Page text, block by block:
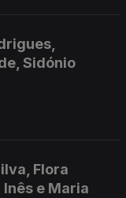
Sidónio
Flora
e Maria